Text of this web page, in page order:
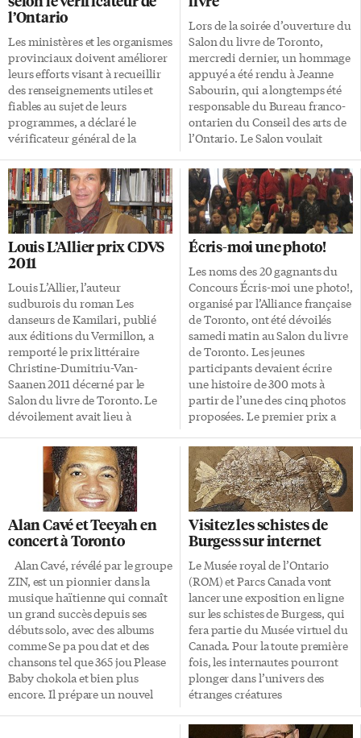
l’Ontario
Les ministères et les organismes
provinciaux doivent améliorer
leurs efforts visant à recueillir
des renseignements utiles et
fiables au sujet de leurs
programmes, a déclaré le
vérificateur général de la
parution de son Rapport
annuel 2011 ce lundi 5
décembre. «Compte tenu des
défis financiers auxquels
l’Ontario fait face à l’heure
actuelle, il est d’autant plus
important de pouvoir compter
sur une information adéquate
qui aidera à prendre les
meilleures décisions», a
mentionné Jim McCarter, en
précisant qu’il a soulevé ce
problème dans ses huit
rapports annuels précédents.
«Cette année, nos vérifications
ont relevé certains […]
Lors de la soirée d’ouverture du
Salon du livre de Toronto,
mercredi dernier, un hommage
appuyé a été rendu à Jeanne
Sabourin, qui a longtemps été
responsable du Bureau franco-
ontarien du Conseil des arts de
l’Ontario. Le Salon voulait
engagement sans faille pour le
développement de la culture
franco-ontarienne. Ci-dessus:
Mme Sabourin avec Guy
Mignault, maître de cérémonie,
Valéry Vlad, président, et Paul
Savoie, directeur du Salon.
Louis L’Allier prix CDVS
2011
Louis L’Allier, l’auteur
sudburois du roman Les
danseurs de Kamilari, publié
aux éditions du Vermillon, a
remporté le prix littéraire
Christine-Dumitriu-Van-
Saanen 2011 décerné par le
Salon du livre de Toronto. Le
dévoilement avait lieu à
du livre à la Bibliothèque de
référence de Toronto. Outre M.
L’Allier, les finalistes 2011 du
prix littéraire qui porte le nom
de la fondatrice du Salon,
décédée en avril 2008, était
Joëlle Roy, de Midland, pour
son roman Xman est back en
Huronie (Éditions David), et
Claude Desmarais, d’Ottawa,
pour ses nouvelles Trois saisons
(Vermillon). «Situé dans le
contexte de […]
Écris-moi une photo!
Les noms des 20 gagnants du
Concours Écris-moi une photo!,
organisé par l’Alliance française
de Toronto, ont été dévoilés
samedi matin au Salon du livre
de Toronto. Les jeunes
participants devaient écrire
une histoire de 300 mots à
partir de l’une des cinq photos
proposées. Le premier prix a
(3e en partant de la droite au
premier rang), de l’école York
de Toronto. Mashya
Piroshkova, de La Citadelle
Academy, est 2e, et Liam Thiru,
de l’école Patricia-Picknell, 3e.
Alan Cavé et Teeyah en
concert à Toronto
Alan Cavé, révélé par le groupe
ZIN, est un pionnier dans la
musique haïtienne qui connaît
un grand succès depuis ses
débuts solo, avec des albums
comme Se pa pou dat et des
chansons tel que 365 jou Please
Baby chokola et bien plus
encore. Il prépare un nouvel
Visitez les schistes de
Burgess sur internet
Le Musée royal de l’Ontario
(ROM) et Parcs Canada vont
lancer une exposition en ligne
sur les schistes de Burgess, qui
fera partie du Musée virtuel du
Canada. Pour la toute première
fois, les internautes pourront
plonger dans l’univers des
étranges créatures
base de toute vie animale sur